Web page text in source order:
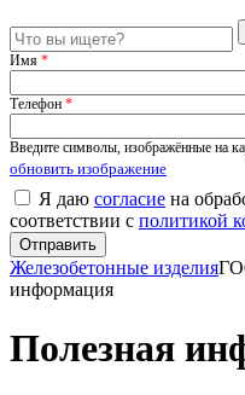
Имя *
Телефон *
Введите символы, изображённые на
обновить изображение
Я даю согласие на
соответствии с политикой
Железобетонные изделия
информация
Полезная